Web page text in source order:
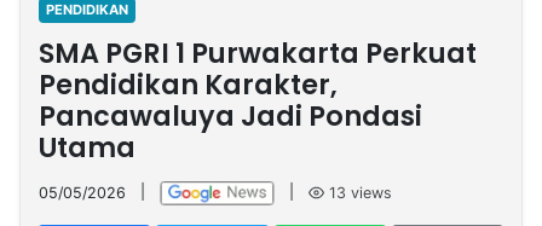
Nasional
International
Olahraga
Entertainment
Daerah
Pariwisata
Kuliner
Kolom
Network
PT
PENDIDIKAN
SMA PGRI 1 Purwakarta Perkuat
Pendidikan Karakter,
Pancawaluya Jadi Pondasi
Utama
05/05/2026 13 views